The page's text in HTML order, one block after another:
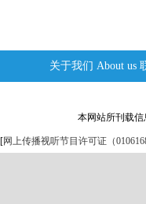
关于我们 About us
本网站所刊载
[网上传播视听节目许可证（